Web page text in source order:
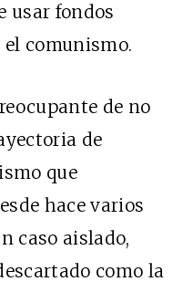
usar fondos
comunismo.
de no
de
que
hace varios
caso aislado,
como la